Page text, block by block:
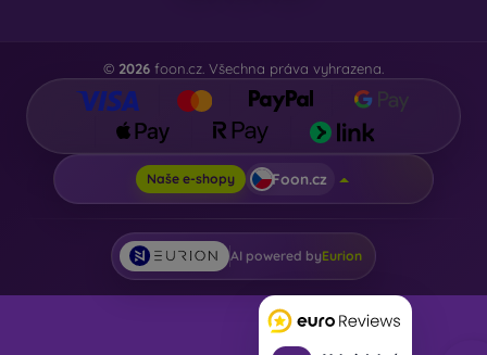
© 2026 foon.cz. Všechna práva vyhrazena.
Naše e-shopy Foon.cz
AI powered byEurion